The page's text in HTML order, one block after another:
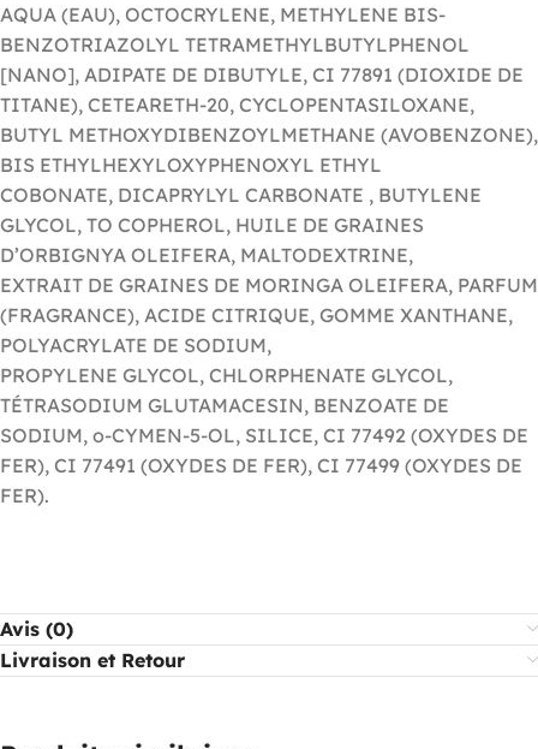
AQUA (EAU), OCTOCRYLENE, METHYLENE BIS-
BENZOTRIAZOLYL TETRAMETHYLBUTYLPHENOL
[NANO], ADIPATE DE DIBUTYLE, CI 77891 (DIOXIDE DE
TITANE), CETEARETH-20, CYCLOPENTASILOXANE,
BUTYL METHOXYDIBENZOYLMETHANE (AVOBENZONE),
BIS ETHYLHEXYLOXYPHENOXYL ETHYL
COBONATE, DICAPRYLYL CARBONATE , BUTYLENE
GLYCOL, TO COPHEROL, HUILE DE GRAINES
D’ORBIGNYA OLEIFERA, MALTODEXTRINE,
EXTRAIT DE GRAINES DE MORINGA OLEIFERA, PARFUM
(FRAGRANCE), ACIDE CITRIQUE, GOMME XANTHANE,
POLYACRYLATE DE SODIUM,
PROPYLENE GLYCOL, CHLORPHENATE GLYCOL,
TÉTRASODIUM GLUTAMACESIN, BENZOATE DE
SODIUM, o-CYMEN-5-OL, SILICE, CI 77492 (OXYDES DE
FER), CI 77491 (OXYDES DE FER), CI 77499 (OXYDES DE
FER).
Avis (0)
Livraison et Retour